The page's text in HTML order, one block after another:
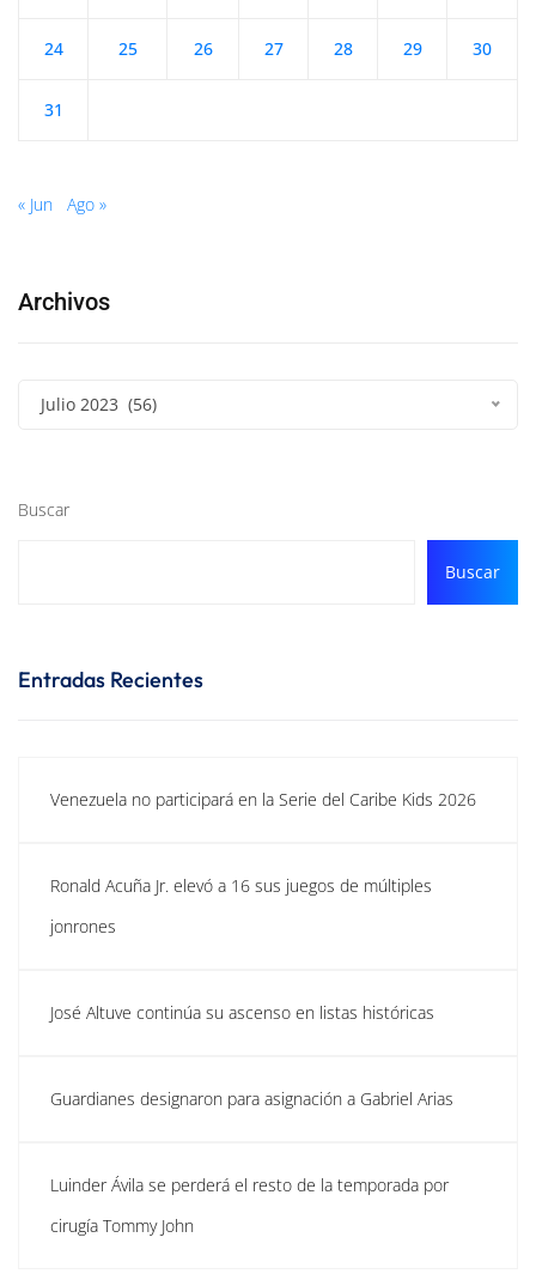
24 25 26 27 28 29 30
31
« Jun Ago »
Archivos
Julio 2023 (56)
Buscar
Buscar
Entradas Recientes
Venezuela no participará en la Serie del Caribe Kids 2026
Ronald Acuña Jr. elevó a 16 sus juegos de múltiples
jonrones
José Altuve continúa su ascenso en listas históricas
Guardianes designaron para asignación a Gabriel Arias
Luinder Ávila se perderá el resto de la temporada por
cirugía Tommy John